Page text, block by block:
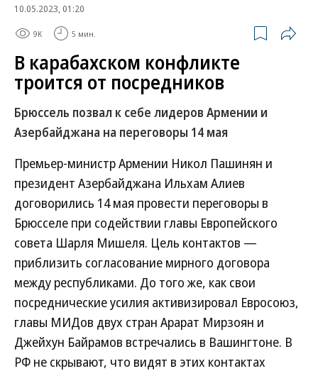
10.05.2023, 01:20
9K 5 мин.
В карабахском конфликте
троится от посредников
Брюссель позвал к себе лидеров Армении и
Азербайджана на переговоры 14 мая
Премьер-министр Армении Никол Пашинян и
президент Азербайджана Ильхам Алиев
договорились 14 мая провести переговоры в
Брюсселе при содействии главы Европейского
совета Шарля Мишеля. Цель контактов —
приблизить согласование мирного договора
между республиками. До того же, как свои
посреднические усилия активизировал Евросоюз,
главы МИДов двух стран Арарат Мирзоян и
Джейхун Байрамов встречались в Вашингтоне. В
РФ не скрывают, что видят в этих контактах